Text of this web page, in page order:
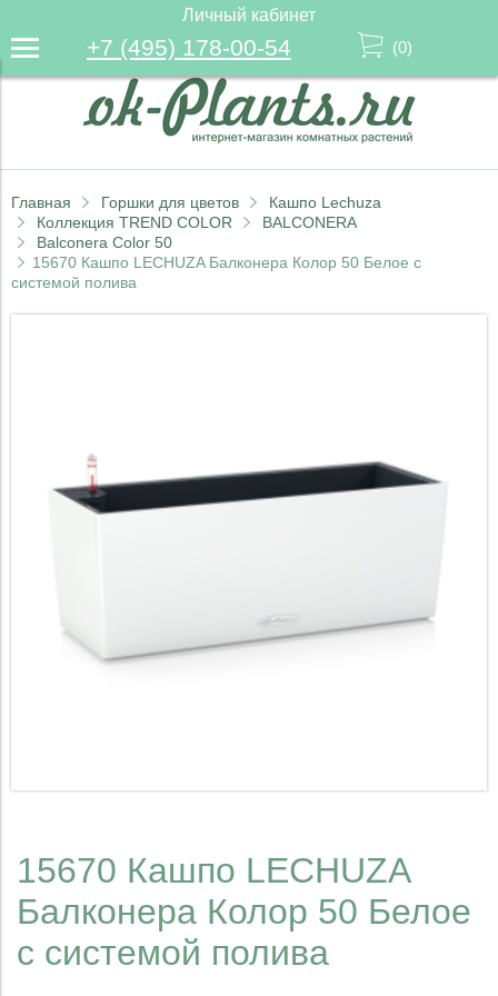
Личный кабинет
+7 (495) 178-00-54 (0)
Главная Горшки для цветов
Кашпо Lechuza
Коллекция TREND COLOR
BALCONERA
Balconera Color 50
15670 Кашпо LECHUZA Балконера Колор 50 Белое с
системой полива
15670 Кашпо LECHUZA
Балконера Колор 50 Белое
с системой полива